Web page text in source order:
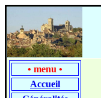
• menu •
Accueil